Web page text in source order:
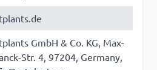
GmbH & Co. KG, Max-
Str. 4, 97204, Germany,